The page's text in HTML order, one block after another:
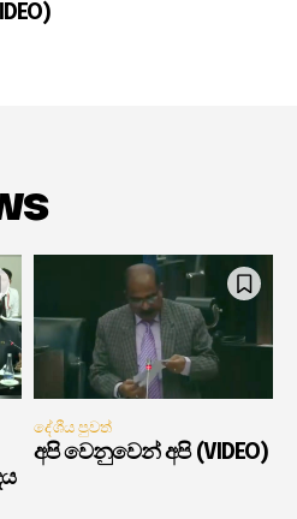
දේශීය පුවත්
අපි වෙනුවෙන් අපි (VIDEO)